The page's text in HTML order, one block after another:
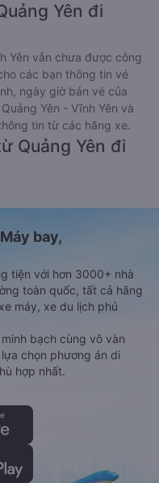
Yên đi
Yên vẫn chưa được công
các bạn thông tin vé
ngày giờ bán vé của
Yên - Vĩnh Yên và
tin từ các hãng xe.
Quảng Yên đi
bay,
tiện với hơn 3000+ nhà
toàn quốc, tất cả hãng
máy, xe du lịch phủ
bạch cùng vô vàn
chọn phương án di
hợp nhất.